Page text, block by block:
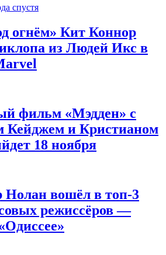
спустя
огнём» Кит Коннор
из Людей Икс в
фильм «Мэдден» с
Кейджем и Кристианом
18 ноября
Нолан вошёл в топ-3
режиссёров —